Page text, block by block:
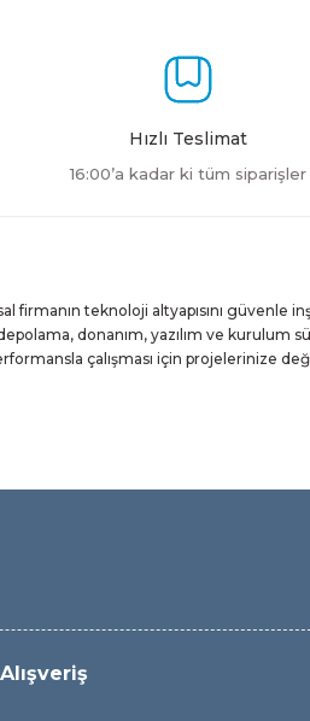
Hızlı Teslimat
16:00’a kadar ki tüm siparişler
firmanın teknoloji altyapısını güvenle
donanım, yazılım ve kurulum
çalışması için projelerinize
Alışveriş